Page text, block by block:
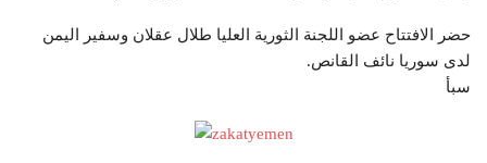
حضر الافتتاح عضو اللجنة الثورية العليا طلال عقلان وسفير اليمن
لدى سوريا نائف القانص.
سبأ